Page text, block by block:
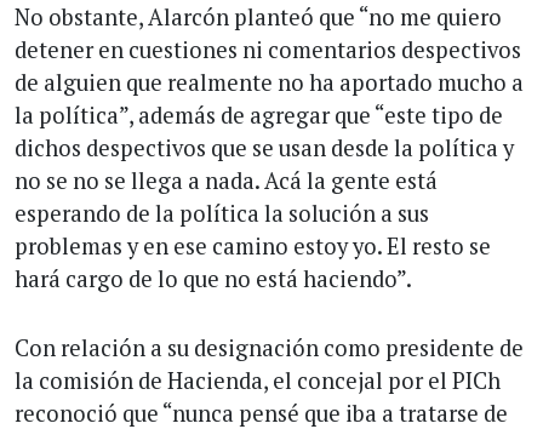
No obstante, Alarcón planteó que “no me quiero
detener en cuestiones ni comentarios despectivos
de alguien que realmente no ha aportado mucho a
la política”, además de agregar que “este tipo de
dichos despectivos que se usan desde la política y
no se no se llega a nada. Acá la gente está
esperando de la política la solución a sus
problemas y en ese camino estoy yo. El resto se
hará cargo de lo que no está haciendo”.
Con relación a su designación como presidente de
la comisión de Hacienda, el concejal por el PICh
reconoció que “nunca pensé que iba a tratarse de